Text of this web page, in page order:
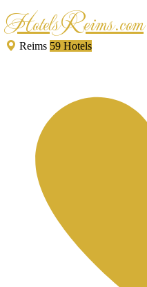
HotelsReims.com
Reims 59 Hotels